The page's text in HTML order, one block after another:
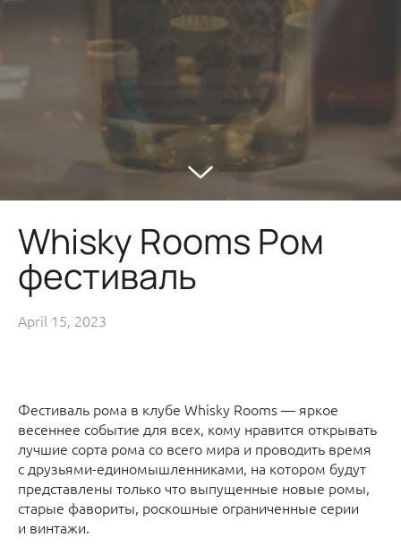
Whisky Rooms Ром
фестиваль
April 15, 2023
Фестиваль рома в клубе Whisky Rooms — яркое
весеннее событие для всех, кому нравится открывать
лучшие сорта рома со всего мира и проводить время
с друзьями-единомышленниками, на котором будут
представлены только что выпущенные новые ромы,
старые фавориты, роскошные ограниченные серии
и винтажи.